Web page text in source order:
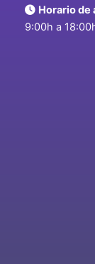
Horario de
9:00h a